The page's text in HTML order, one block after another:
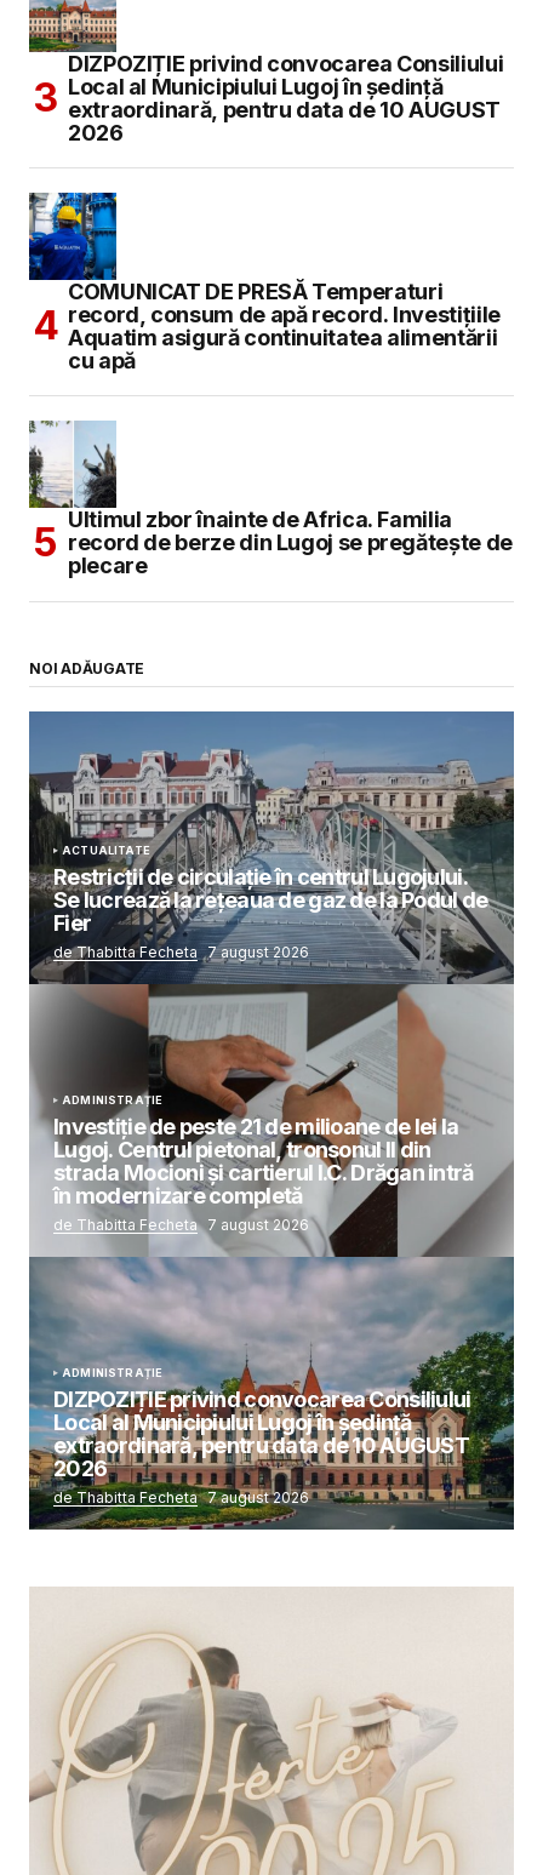
DIZPOZIȚIE privind convocarea Consiliului
Local al Municipiului Lugoj în şedinţă
extraordinară, pentru data de 10 AUGUST
2026
COMUNICAT DE PRESĂ Temperaturi
record, consum de apă record. Investițiile
Aquatim asigură continuitatea alimentării
cu apă
Ultimul zbor înainte de Africa. Familia
record de berze din Lugoj se pregătește de
plecare
NOI ADĂUGATE
ACTUALITATE
Restricții de circulație în centrul Lugojului.
Se lucrează la rețeaua de gaz de la Podul de
Fier
de Thabitta Fecheta 7 august 2026
ADMINISTRAȚIE
Investiție de peste 21 de milioane de lei la
Lugoj. Centrul pietonal, tronsonul II din
strada Mocioni și cartierul I.C. Drăgan intră
în modernizare completă
de Thabitta Fecheta 7 august 2026
ADMINISTRAȚIE
DIZPOZIȚIE privind convocarea Consiliului
Local al Municipiului Lugoj în şedinţă
extraordinară, pentru data de 10 AUGUST
2026
de Thabitta Fecheta 7 august 2026